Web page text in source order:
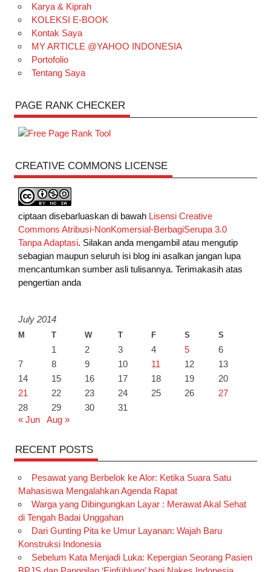
Karya & Kiprah
KOLEKSI E-BOOK
Kontak Saya
MY ARTICLE @YAHOO INDONESIA
Portofolio
Tentang Saya
PAGE RANK CHECKER
CREATIVE COMMONS LICENSE
ciptaan disebarluaskan di bawah Lisensi Creative
Commons Atribusi-NonKomersial-BerbagiSerupa 3.0
Tanpa Adaptasi. Silakan anda mengambil atau mengutip
sebagian maupun seluruh isi blog ini asalkan jangan lupa
mencantumkan sumber asli tulisannya. Terimakasih atas
pengertian anda
July 2014
M T W T F S S
1 2 3 4 5
6
7
8 9 10 11 12
13
14
15 16 17 18 19
20
21
22 23 24 25 26
27
28
29 30
31
« Jun
Aug »
RECENT POSTS
Pesawat yang Berbelok ke Alor: Ketika Suara Satu
Mahasiswa Mengalahkan Agenda Rapat
Warga yang Dibingungkan Layar : Merawat Akal Sehat
di Tengah Badai Unggahan
Dari Gunting Pita ke Umur Layanan: Wajah Baru
Konstruksi Indonesia
Sebelum Kata Menjadi Luka: Kepergian Seorang Pasien